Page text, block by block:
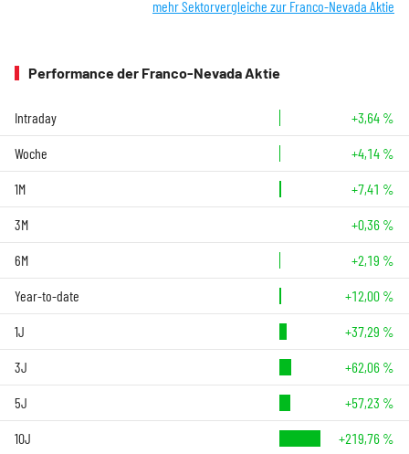
mehr Sektorvergleiche zur Franco-Nevada Aktie
Performance der Franco-Nevada Aktie
Intraday +3,64 %
Woche +4,14 %
1M +7,41 %
3M +0,36 %
6M +2,19 %
Year-to-date +12,00 %
1J +37,29 %
3J +62,06 %
5J +57,23 %
10J +219,76 %